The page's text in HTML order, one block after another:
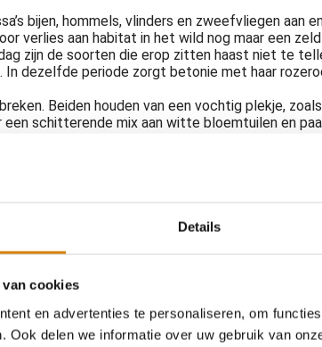
Details
cookies
en advertenties te personaliseren, om
Ook delen we informatie over uw gebruik van
bijen, hommels, vlinders en zweefvliegen
verlies aan habitat in het wild nog maar een
zijn de soorten die erop zitten haast niet te
dezelfde periode zorgt betonie met haar
Beiden houden van een vochtig plekje,
schitterende mix aan witte bloemtuilen en
en grote kattenstaart is
welke bloemen ze het
langs bermen bloeien. Gelukkig heb je
is hiervoor de ideale tijd, omdat veel planten
pot, kuip of bak en vul deze metturfvrije
met een sproeikop zodat de zaden niet
Hoewel ik in het voorjaar zaaide en sommige
van nieuwe soorten die ontkiemen en tot